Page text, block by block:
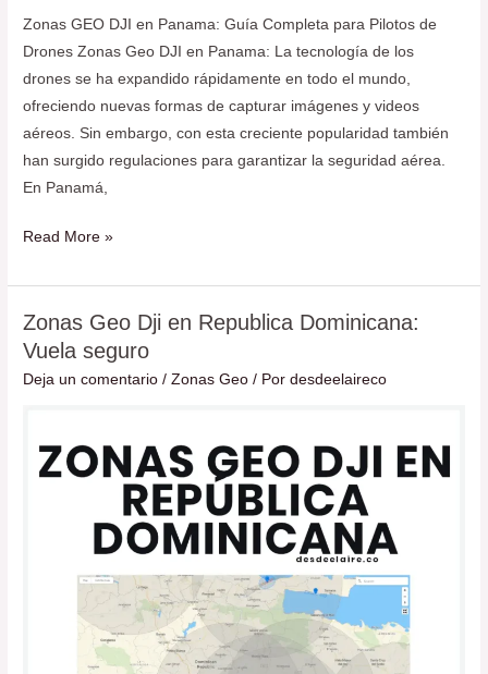
Zonas GEO DJI en Panama: Guía Completa para Pilotos de
Drones Zonas Geo DJI en Panama: La tecnología de los
drones se ha expandido rápidamente en todo el mundo,
ofreciendo nuevas formas de capturar imágenes y videos
aéreos. Sin embargo, con esta creciente popularidad también
han surgido regulaciones para garantizar la seguridad aérea.
En Panamá,
Read More »
Zonas Geo Dji en Republica Dominicana:
Vuela seguro
Deja un comentario /Zonas Geo / Pordesdeelaireco
Zonas
Geo
Dji
Dominicana: